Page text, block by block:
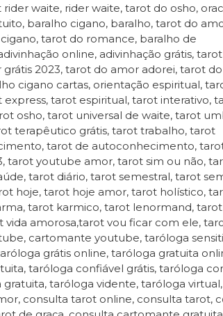
waite, rider waite, tarot do osho,
baralho cigano, baralho, tarot do
tarot do romance, baralho de
online, adivinhação grátis,
2023, tarot do amor adorei, tarot
cigano cartas, orientação espiritual,
tarot espiritual, tarot interativo,
osho, tarot universal de waite, tarot
terapêutico grátis, tarot trabalho, tarot
tarot de autoconhecimento,
youtube amor, tarot sim ou não,
tarot diário, tarot semestral, tarot
hoje, tarot hoje amor, tarot holístico,
tarot karmico, tarot lenormand,
vida amorosa,tarot vou ficar com ele,
cartomante youtube, taróloga
grátis online, taróloga gratuita
taróloga confiável grátis, taróloga
taróloga vidente, taróloga virtual,
consulta tarot online, consulta tarot,